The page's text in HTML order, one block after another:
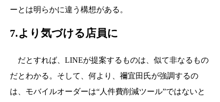
ーとは明らかに違う構想がある。
7.より気づける店員に
だとすれば、LINEが提案するものは、似て非なるもの
だとわかる。そして、何より、禰宜田氏が強調するの
は、モバイルオーダーは“人件費削減ツール”ではないと